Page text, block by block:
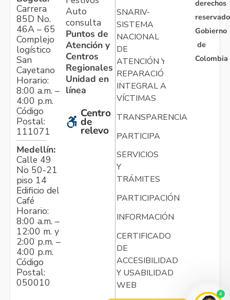
Carrera
85D No.
46A – 65
Complejo
logístico
San
Cayetano
Horario:
8:00 a.m. –
4:00 p.m.
Código
Postal:
111071
Medellín:
Calle 49
No 50-21
piso 14
Edificio del
Café
Horario:
8:00 a.m. –
12:00 m. y
2:00 p.m. –
4:00 p.m.
Código
Postal:
050010
Auto
consulta
Puntos de
Atención y
Centros
Regionales
Unidad en
línea
Centro
de
relevo
SNARIV-
SISTEMA
NACIONAL
DE
ATENCIÓN Y
REPARACIÓN
INTEGRAL A
VÍCTIMAS
TRANSPARENCIA
PARTICIPA
SERVICIOS
Y
TRÁMITES
PARTICIPACIÓN
INFORMACIÓN
CERTIFICADO
DE
ACCESIBILIDAD
Y USABILIDAD
WEB
derechos
Gobierno
de
Colombia
4